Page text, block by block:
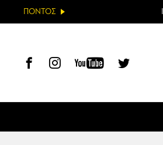
ΠΟΝΤΟΣ